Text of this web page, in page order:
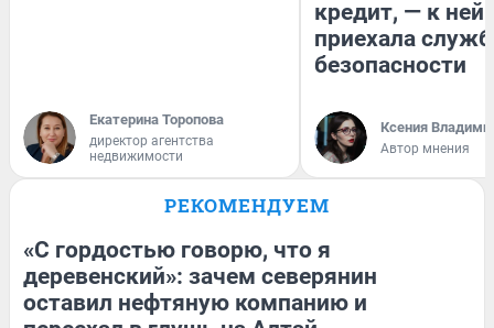
Екатерина Торопова
директор агентства
недвижимости
кредит, — к
приехала
безопасности
Ксения
Автор мнения
РЕКОМЕНДУЕМ
«С гордостью говорю, что я
деревенский»: зачем северянин
оставил нефтяную компанию и